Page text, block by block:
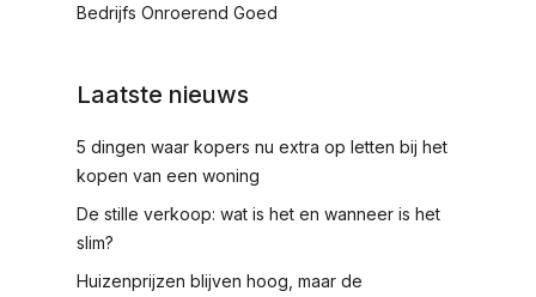
Bedrijfs Onroerend Goed
Laatste nieuws
5 dingen waar kopers nu extra op letten bij het
kopen van een woning
De stille verkoop: wat is het en wanneer is het
slim?
Huizenprijzen blijven hoog, maar de